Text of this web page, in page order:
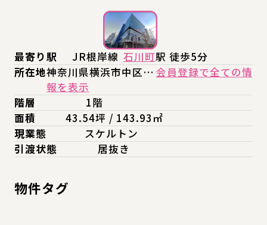
最寄り駅 JR根岸線 石川町駅 徒歩5分
所在地神奈川県横浜市中区… 会員登録で全ての情
報を表示
階層
1階
面積
43.54坪 / 143.93㎡
現業態
スケルトン
引渡状態
居抜き
物件タグ